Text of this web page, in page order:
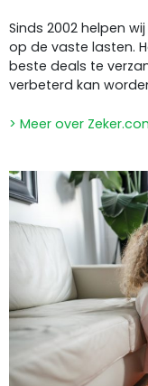
Sinds 2002 helpen
op de vaste lasten.
beste deals te
verbeterd kan
> Meer over